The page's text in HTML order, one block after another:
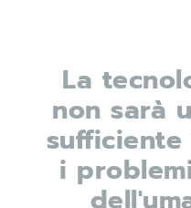
La
non sarà
i